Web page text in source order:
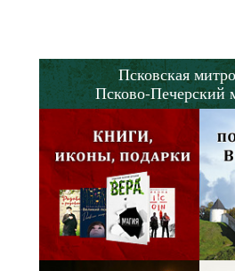
Псковская
Псково-Печерский